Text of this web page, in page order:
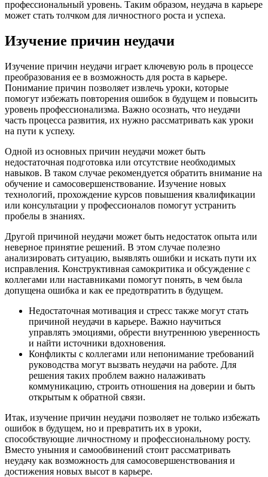
профессиональный уровень. Таким образом, неудача в карьере
может стать толчком для личностного роста и успеха.
Изучение причин неудачи
Изучение причин неудачи играет ключевую роль в процессе
преобразования ее в возможность для роста в карьере.
Понимание причин позволяет извлечь уроки, которые
помогут избежать повторения ошибок в будущем и повысить
уровень профессионализма. Важно осознать, что неудачи
часть процесса развития, их нужно рассматривать как уроки
на пути к успеху.
Одной из основных причин неудачи может быть
недостаточная подготовка или отсутствие необходимых
навыков. В таком случае рекомендуется обратить внимание на
обучение и самосовершенствование. Изучение новых
технологий, прохождение курсов повышения квалификации
или консультации у профессионалов помогут устранить
пробелы в знаниях.
Другой причиной неудачи может быть недостаток опыта или
неверное принятие решений. В этом случае полезно
анализировать ситуацию, выявлять ошибки и искать пути их
исправления. Конструктивная самокритика и обсуждение с
коллегами или наставниками помогут понять, в чем была
допущена ошибка и как ее предотвратить в будущем.
Недостаточная мотивация и стресс также могут стать
причиной неудачи в карьере. Важно научиться
управлять эмоциями, обрести внутреннюю уверенность
и найти источники вдохновения.
Конфликты с коллегами или непонимание требований
руководства могут вызвать неудачи на работе. Для
решения таких проблем важно налаживать
коммуникацию, строить отношения на доверии и быть
открытым к обратной связи.
Итак, изучение причин неудачи позволяет не только избежать
ошибок в будущем, но и превратить их в уроки,
способствующие личностному и профессиональному росту.
Вместо уныния и самообвинений стоит рассматривать
неудачу как возможность для самосовершенствования и
достижения новых высот в карьере.